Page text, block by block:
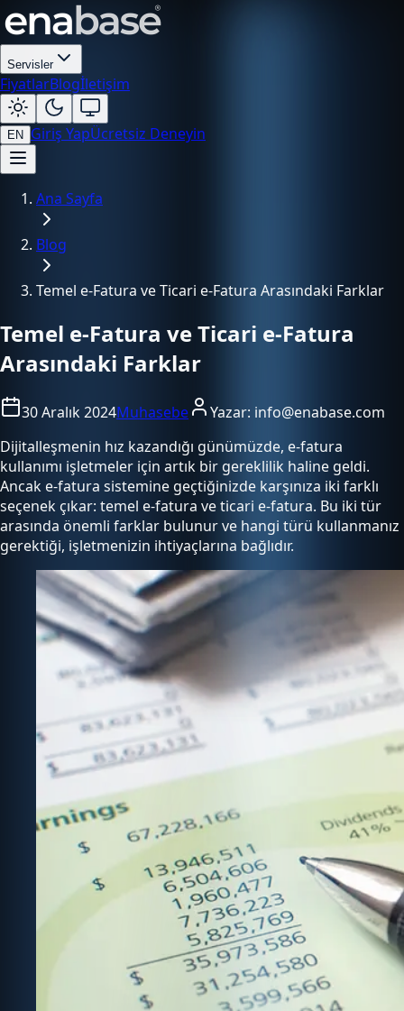
Servisler
FiyatlarBlogİletişim
EN Giriş YapÜcretsiz Deneyin
Ana Sayfa
Blog
Temel e-Fatura ve Ticari e-Fatura Arasındaki Farklar
Temel e-Fatura ve Ticari e-Fatura
Arasındaki Farklar
30 Aralık 2024Muhasebe Yazar: info@enabase.com
Dijitalleşmenin hız kazandığı günümüzde, e-fatura
kullanımı işletmeler için artık bir gereklilik haline geldi.
Ancak e-fatura sistemine geçtiğinizde karşınıza iki farklı
seçenek çıkar: temel e-fatura ve ticari e-fatura. Bu iki tür
arasında önemli farklar bulunur ve hangi türü kullanmanız
gerektiği, işletmenizin ihtiyaçlarına bağlıdır.